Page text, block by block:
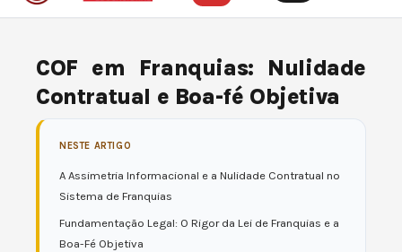
COF em Franquias: Nulidade
Contratual e Boa-fé Objetiva
NESTE ARTIGO
A Assimetria Informacional e a Nulidade Contratual no
Sistema de Franquias
Fundamentação Legal: O Rigor da Lei de Franquias e a
Boa-Fé Objetiva